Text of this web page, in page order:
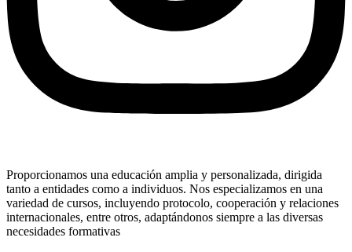
Proporcionamos una educación amplia y personalizada, dirigida
tanto a entidades como a individuos. Nos especializamos en una
variedad de cursos, incluyendo protocolo, cooperación y relaciones
internacionales, entre otros, adaptándonos siempre a las diversas
necesidades formativas